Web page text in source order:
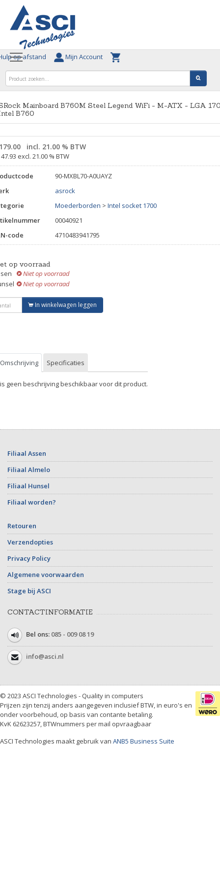
op afstand Mijn Account
Mainboard B760M Steel Legend WiFi - M-ATX - LGA
B760
incl. 21.00 % BTW
excl. 21.00 % BTW
90-MXBL70-A0UAYZ
asrock
Moederborden > Intel socket 1700
00040921
code
4710483941795
op voorraad
Niet op voorraad
Niet op voorraad
In winkelwagen leggen
Omschrijving Specificaties
geen beschrijving beschikbaar voor dit product.
Filiaal Assen
Filiaal Almelo
Filiaal Hunsel
Filiaal worden?
Retouren
Verzendopties
Privacy Policy
Algemene voorwaarden
Stage bij ASCI
CONTACTINFORMATIE
Bel ons: 085 - 009 08 19
info@asci.nl
© 2023 ASCI Technologies - Quality in computers
Prijzen zijn tenzij anders aangegeven inclusief BTW, in euro's en
onder voorbehoud, op basis van contante betaling.
KvK 62623257, BTWnummers per mail opvraagbaar
ASCI Technologies maakt gebruik van ANB5 Business Suite